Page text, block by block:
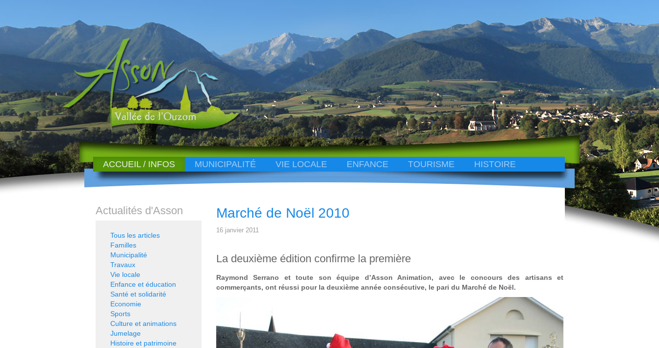
ACCUEIL / INFOS MUNICIPALITÉ VIE LOCALE ENFANCE TOURISME HISTOIRE
Marché de Noël 2010
16 janvier 2011
La deuxième édition confirme la première
Raymond Serrano et toute son équipe d’Asson Animation, avec le concours des artisans et
commerçants, ont réussi pour la deuxième année consécutive, le pari du Marché de Noël.
Actualités d'Asson
Tous les articles
Familles
Municipalité
Travaux
Vie locale
Enfance et éducation
Santé et solidarité
Economie
Sports
Culture et animations
Jumelage
Histoire et patrimoine